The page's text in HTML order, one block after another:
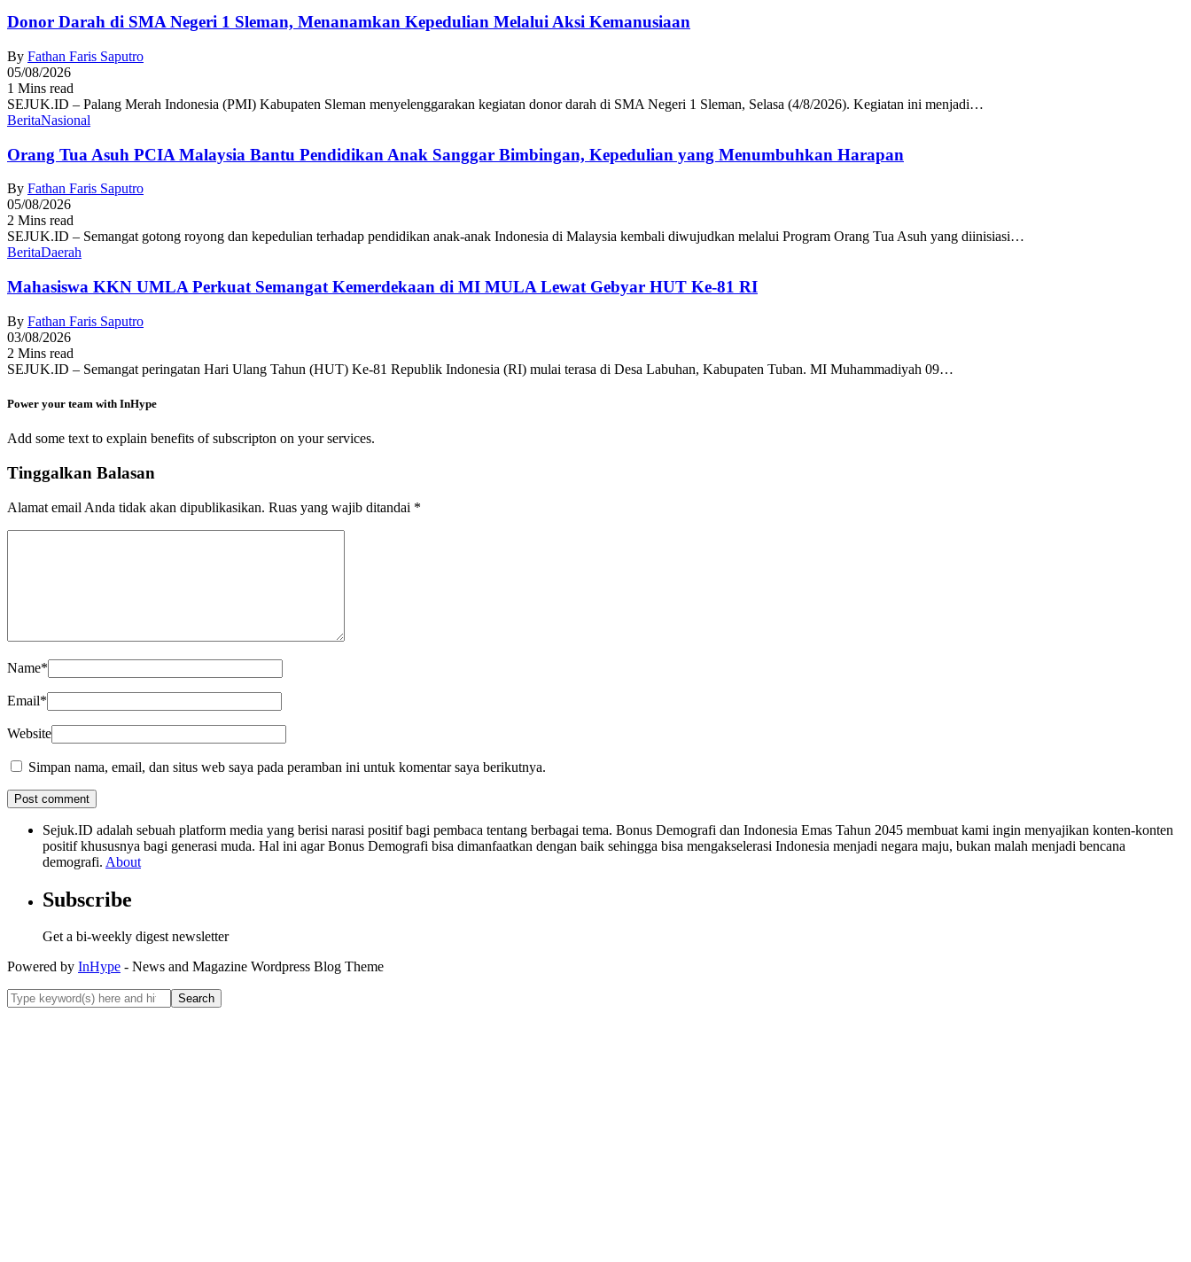
Donor Darah di SMA Negeri 1 Sleman, Menanamkan Kepedulian Melalui Aksi Kemanusiaan
By Fathan Faris Saputro
05/08/2026
1 Mins read
SEJUK.ID – Palang Merah Indonesia (PMI) Kabupaten Sleman menyelenggarakan kegiatan donor darah di SMA Negeri 1 Sleman, Selasa (4/8/2026). Kegiatan ini menjadi…
BeritaNasional
Orang Tua Asuh PCIA Malaysia Bantu Pendidikan Anak Sanggar Bimbingan, Kepedulian yang Menumbuhkan Harapan
By Fathan Faris Saputro
05/08/2026
2 Mins read
SEJUK.ID – Semangat gotong royong dan kepedulian terhadap pendidikan anak-anak Indonesia di Malaysia kembali diwujudkan melalui Program Orang Tua Asuh yang diinisiasi…
BeritaDaerah
Mahasiswa KKN UMLA Perkuat Semangat Kemerdekaan di MI MULA Lewat Gebyar HUT Ke-81 RI
By Fathan Faris Saputro
03/08/2026
2 Mins read
SEJUK.ID – Semangat peringatan Hari Ulang Tahun (HUT) Ke-81 Republik Indonesia (RI) mulai terasa di Desa Labuhan, Kabupaten Tuban. MI Muhammadiyah 09…
Power your team with InHype
Add some text to explain benefits of subscripton on your services.
Tinggalkan Balasan
Alamat email Anda tidak akan dipublikasikan. Ruas yang wajib ditandai *
Name*
Email*
Website
Simpan nama, email, dan situs web saya pada peramban ini untuk komentar saya berikutnya.
Sejuk.ID adalah sebuah platform media yang berisi narasi positif bagi pembaca tentang berbagai tema. Bonus Demografi dan Indonesia Emas Tahun 2045 membuat kami ingin menyajikan konten-konten
positif khususnya bagi generasi muda. Hal ini agar Bonus Demografi bisa dimanfaatkan dengan baik sehingga bisa mengakselerasi Indonesia menjadi negara maju, bukan malah menjadi bencana
demografi. About
Subscribe
Get a bi-weekly digest newsletter
Powered by InHype - News and Magazine Wordpress Blog Theme